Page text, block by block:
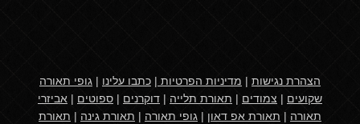
הצהרת נגישות | מדיניות הפרטיות | כתבו עלינו | גופי תאורה
שקועים | צמודים | תאורת תלייה | דוקרנים | ספוטים | אביזרי
תאורה | תאורת אפ דאון | גופי תאורה | תאורת גינה | תאורת